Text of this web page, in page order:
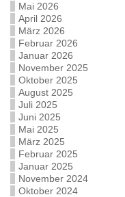
Mai 2026
April 2026
März 2026
Februar 2026
Januar 2026
November 2025
Oktober 2025
August 2025
Juli 2025
Juni 2025
Mai 2025
März 2025
Februar 2025
Januar 2025
November 2024
Oktober 2024